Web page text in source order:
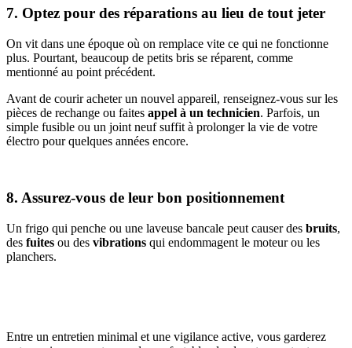
7. Optez pour des réparations au lieu de tout jeter
On vit dans une époque où on remplace vite ce qui ne fonctionne
plus. Pourtant, beaucoup de petits bris se réparent, comme
mentionné au point précédent.
Avant de courir acheter un nouvel appareil, renseignez-vous sur les
pièces de rechange ou faites appel à un technicien. Parfois, un
simple fusible ou un joint neuf suffit à prolonger la vie de votre
électro pour quelques années encore.
8. Assurez-vous de leur bon positionnement
Un frigo qui penche ou une laveuse bancale peut causer des bruits,
des fuites ou des vibrations qui endommagent le moteur ou les
planchers.
Entre un entretien minimal et une vigilance active, vous garderez